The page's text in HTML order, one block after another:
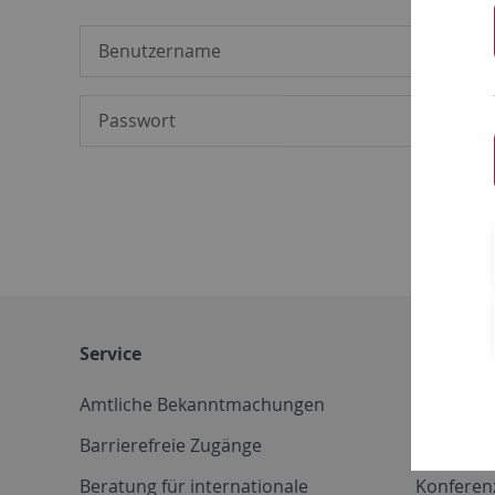
Service
Amtliche Bekanntmachungen
Barrierefreie Zugänge
Beratung für internationale